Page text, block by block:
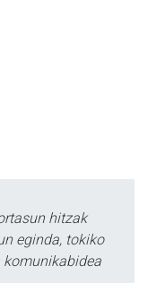
hitzak
eginda, tokiko
komunikabidea